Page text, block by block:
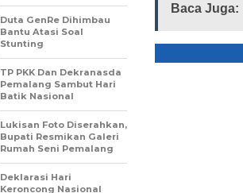
Baca Juga:
Duta GenRe Dihimbau
Bantu Atasi Soal
Stunting
TP PKK Dan Dekranasda
Pemalang Sambut Hari
Batik Nasional
Lukisan Foto Diserahkan,
Bupati Resmikan Galeri
Rumah Seni Pemalang
Deklarasi Hari
Keroncong Nasional